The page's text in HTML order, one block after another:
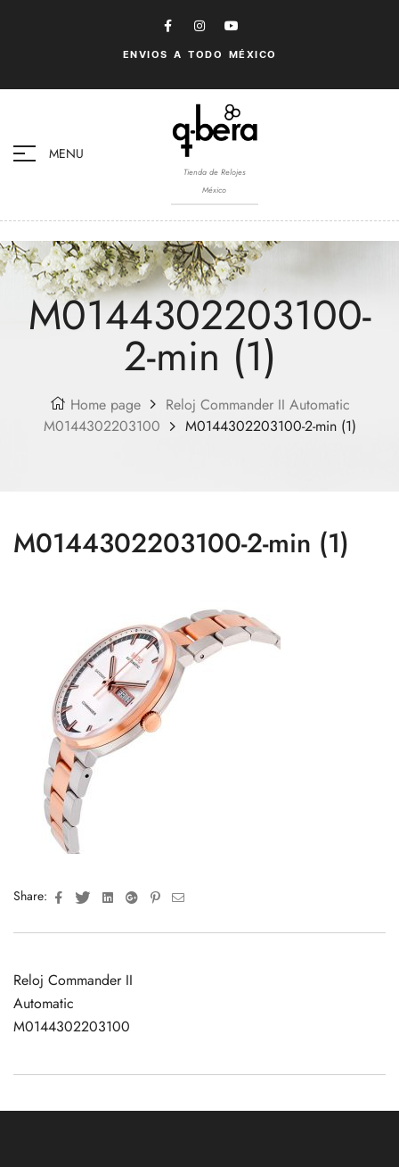
ENVIOS A TODO MÉXICO
MENU
Tienda de Relojes
México
M0144302203100-
2-min (1)
Home page
Reloj Commander II Automatic
M0144302203100
M0144302203100-2-min (1)
M0144302203100-2-min (1)
Share: FacebookTwitterLinkedinGoogle+Pinterest
Email
Reloj Commander II
Automatic
M0144302203100